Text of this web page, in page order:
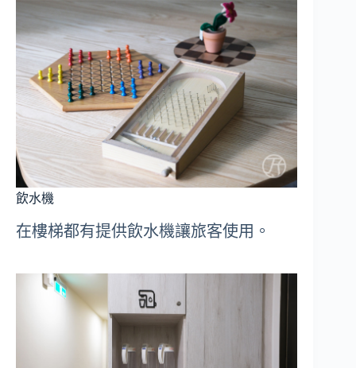
飲水機
在樓梯都有提供飲水機讓旅客使用。